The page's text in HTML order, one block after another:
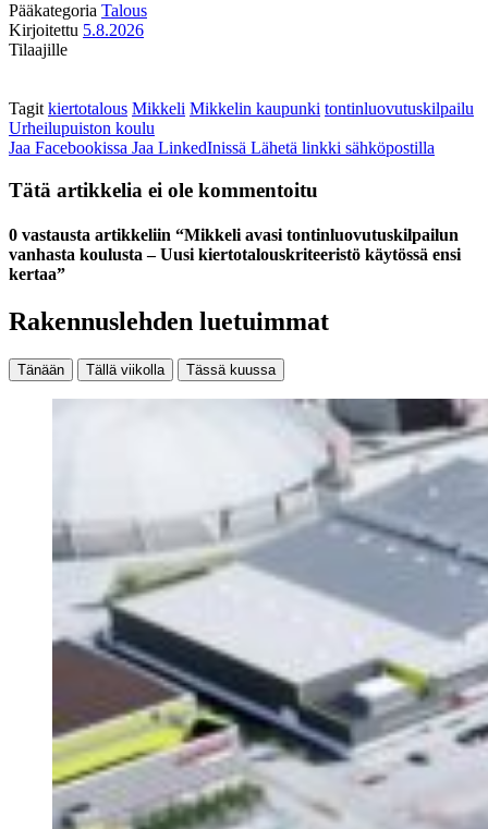
Pääkategoria Talous
Kirjoitettu 5.8.2026
Tilaajille
Tagit kiertotalous Mikkeli Mikkelin kaupunki tontinluovutuskilpailu
Urheilupuiston koulu
Jaa Facebookissa Jaa LinkedInissä Lähetä linkki sähköpostilla
Tätä artikkelia ei ole kommentoitu
0 vastausta artikkeliin “Mikkeli avasi tontinluovutuskilpailun
vanhasta koulusta – Uusi kiertotalouskriteeristö käytössä ensi
kertaa”
Rakennuslehden luetuimmat
Tänään Tällä viikolla Tässä kuussa